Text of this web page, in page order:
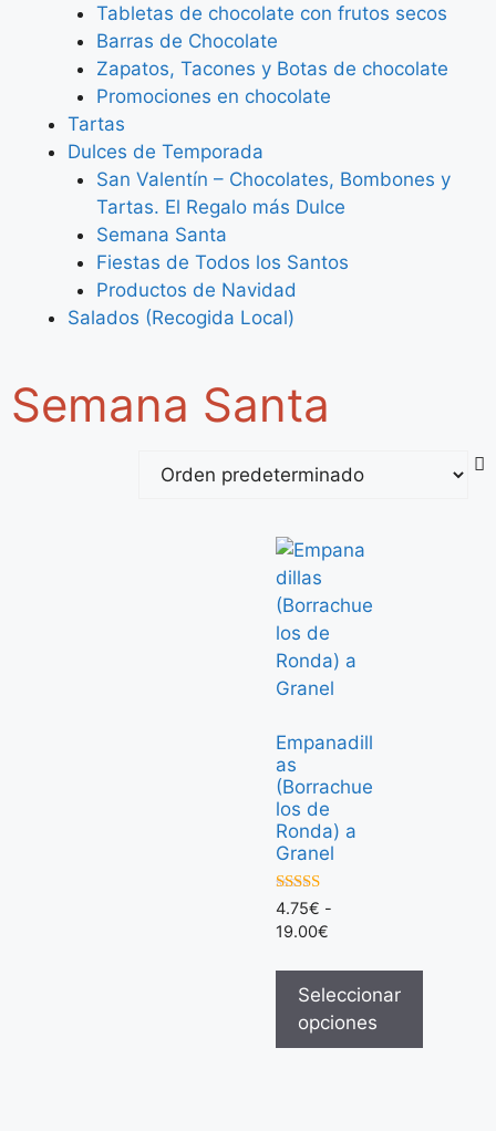
Tabletas de chocolate con frutos secos
Barras de Chocolate
Zapatos, Tacones y Botas de chocolate
Promociones en chocolate
Tartas
Dulces de Temporada
San Valentín – Chocolates, Bombones y
Tartas. El Regalo más Dulce
Semana Santa
Fiestas de Todos los Santos
Productos de Navidad
Salados (Recogida Local)
Semana Santa
Empanadill
as
(Borrachue
los de
Ronda) a
Granel
5.00
de 5
4.75€ -
19.00€
Seleccionar
opciones